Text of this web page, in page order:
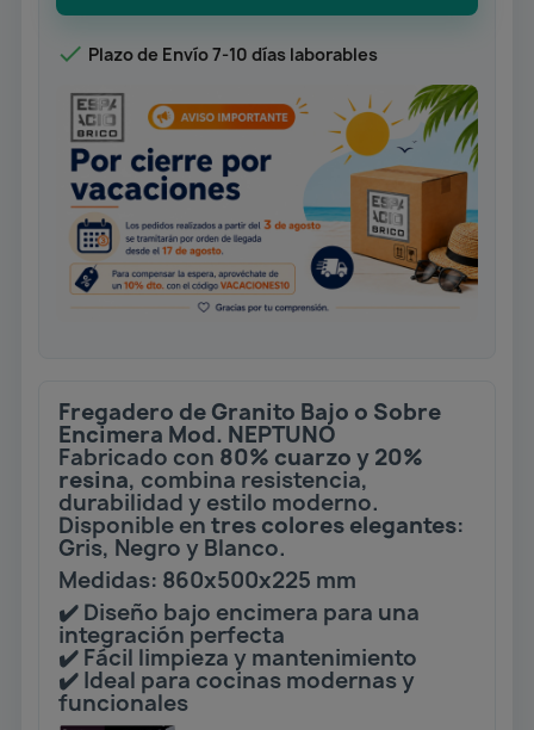
 Plazo de Envío 7-10 días laborables
Fregadero de Granito Bajo o Sobre
Encimera Mod. NEPTUNO
Fabricado con 80% cuarzo y 20%
resina, combina resistencia,
durabilidad y estilo moderno.
Disponible en tres colores elegantes:
Gris, Negro y Blanco.
Medidas: 860x500x225 mm
✔️ Diseño bajo encimera para una
integración perfecta
✔️ Fácil limpieza y mantenimiento
✔️ Ideal para cocinas modernas y
funcionales